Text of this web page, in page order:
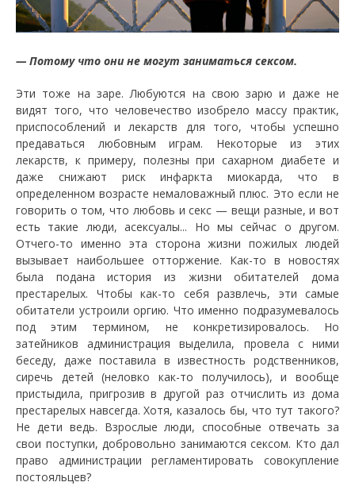
— Потому что они не могут заниматься сексом.
Эти тоже на заре. Любуются на свою зарю и даже не
видят того, что человечество изобрело массу практик,
приспособлений и лекарств для того, чтобы успешно
предаваться любовным играм. Некоторые из этих
лекарств, к примеру, полезны при сахарном диабете и
даже снижают риск инфаркта миокарда, что в
определенном возрасте немаловажный плюс. Это если не
говорить о том, что любовь и секс — вещи разные, и вот
есть такие люди, асексуалы... Но мы сейчас о другом.
Отчего-то именно эта сторона жизни пожилых людей
вызывает наибольшее отторжение. Как-то в новостях
была подана история из жизни обитателей дома
престарелых. Чтобы как-то себя развлечь, эти самые
обитатели устроили оргию. Что именно подразумевалось
под этим термином, не конкретизировалось. Но
затейников администрация выделила, провела с ними
беседу, даже поставила в известность родственников,
сиречь детей (неловко как-то получилось), и вообще
пристыдила, пригрозив в другой раз отчислить из дома
престарелых навсегда. Хотя, казалось бы, что тут такого?
Не дети ведь. Взрослые люди, способные отвечать за
свои поступки, добровольно занимаются сексом. Кто дал
право администрации регламентировать совокупление
постояльцев?